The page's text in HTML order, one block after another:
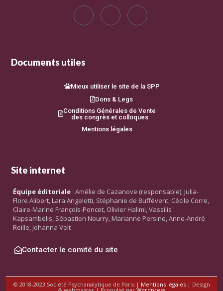
Documents utiles
Mieux utiliser le site de la SPP
Dons & Legs
Conditions Générales de Vente
des congrès et colloques
Mentions légales
Site internet
Équipe éditoriale : Amélie de Cazanove (responsable), Julia-
Flore Alibert, Lara Angelotti, Stéphanie de Buffévent, Cécile Corre,
Claire-Marine François-Poncet, Olivier Halimi, Vassilis
Kapsambelis, Sébastien Nourry, Marianne Persine, Anne-André
Reille, Johanna Velt
Contacter le comité du site
© 2018-2023 Société Psychanalytique de Paris | Mentions légales| Design